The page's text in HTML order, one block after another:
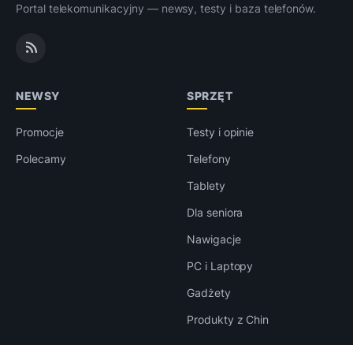
Portal telekomunikacyjny — newsy, testy i baza telefonów.
NEWSY
Promocje
Polecamy
SPRZĘT
Testy i opinie
Telefony
Tablety
Dla seniora
Nawigacje
PC i Laptopy
Gadżety
Produkty z Chin